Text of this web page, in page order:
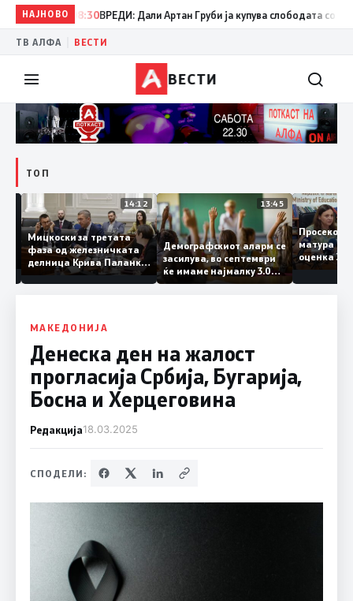
НАЈНОВО
08:30 ВРЕДИ: Дали Артан Груби ја купува слободата со
ТВ АЛФА ВЕСТИ
ВЕСТИ
ТОП
14:12
Мицкоски за третата
фаза од железничката
делница Крива Паланка
– Деве Баир: Проектот
нема да заврши на
целина
13:45
Демографскиот аларм се
засилува, во септември
ќе имаме најмалку 3.000
првачиња помалку
матура
оценка
МАКЕДОНИЈА
Денеска ден на жалост
прогласија Србија, Бугарија,
Босна и Херцеговина
Редакција18.03.2025
СПОДЕЛИ: